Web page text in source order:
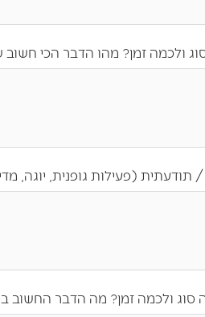
ולכמה זמן? מהו הדבר הכי
(פעילות גופנית, יוגה,
סוג ולכמה זמן? מה הדבר